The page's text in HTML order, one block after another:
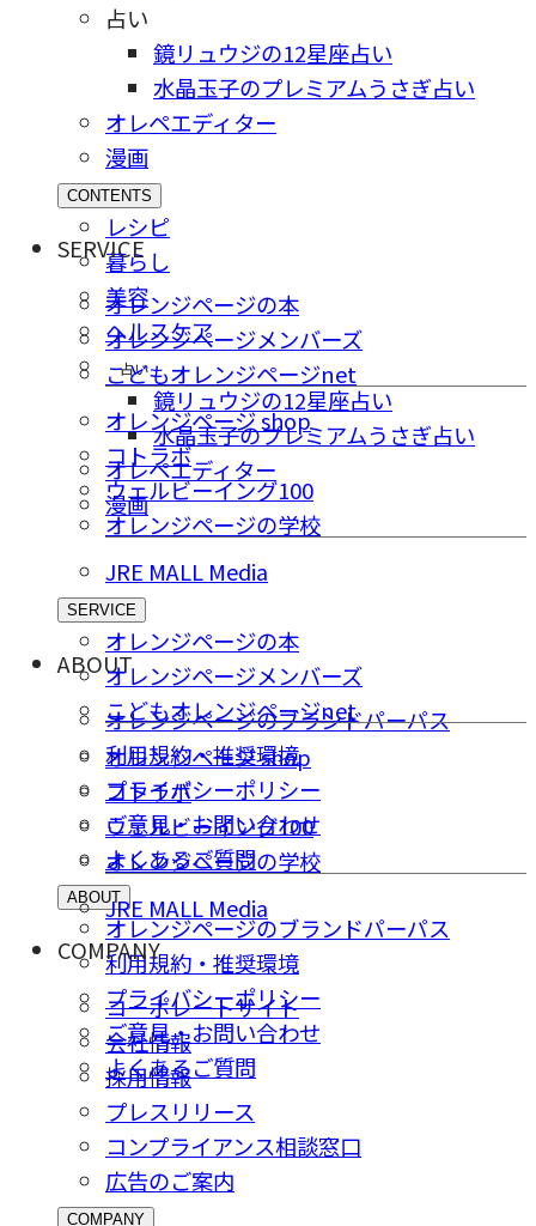
占い
鏡リュウジの12星座占い
水晶玉子のプレミアムうさぎ占い
オレペエディター
漫画
CONTENTS
レシピ
暮らし
美容
ヘルスケア
占い
鏡リュウジの12星座占い
水晶玉子のプレミアムうさぎ占い
オレペエディター
漫画
SERVICE
オレンジページの本
オレンジページメンバーズ
こどもオレンジページnet
オレンジページ shop
コトラボ
ウェルビーイング100
オレンジページの学校
JRE MALL Media
SERVICE
オレンジページの本
オレンジページメンバーズ
こどもオレンジページnet
オレンジページ shop
コトラボ
ウェルビーイング100
オレンジページの学校
JRE MALL Media
ABOUT
オレンジページのブランドパーパス
利用規約・推奨環境
プライバシーポリシー
ご意⾒・お問い合わせ
よくあるご質問
ABOUT
オレンジページのブランドパーパス
利用規約・推奨環境
プライバシーポリシー
ご意⾒・お問い合わせ
よくあるご質問
COMPANY
コーポレートサイト
会社情報
採⽤情報
プレスリリース
コンプライアンス相談窓⼝
広告のご案内
COMPANY